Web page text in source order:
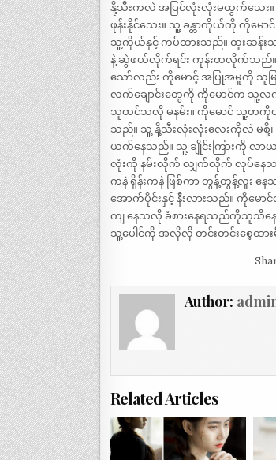
နို့သီးကလဲ အပြင်လုံးလုံးမထွက်သေး
ဖုန်းနိုင်သေး။ သူ့ ခန္တာကိုယ်ကို ကိုမေ
သူ့ကိုယ်နှင့် ကပ်ထားသည်။ ထူးဆန်
နဲ့ ဆွဲဖယ်လိုက်ရင်း ကုန်းထလိုက်သည်။
သော်လည်း ကိုမောင့် အပြုအမူကို သူမ
လက်ချောင်းတွေကို ကိုမောင်က သူ့လက်
သူထင်သလို မနမ်း။ ကိုမောင် သူ့တကိုယ်
သည်။ သူ့ နို့သီးလုံးလုံးလေးကိုလဲ မစို့
ယက်နေသည်။ သူ့ ချိုင်းကြားကို လ
လုံးကို နမ်းလိုက် လျှက်လိုက် လုပ်နေသ
ကနဲ ရှိန်းကနဲ ဖြစ်ကာ တွန့်တွန့်လူး န
အောက်ပိုင်းနှင့် နီးလားသည်။ ကိုမေ
ကျ နေသလို ခံစားနေရသည်ကိုသူသိ
သူ့ပေါင်ကို အလိုလို တင်းတင်းစေ့ထာ
Author:
Related Articles